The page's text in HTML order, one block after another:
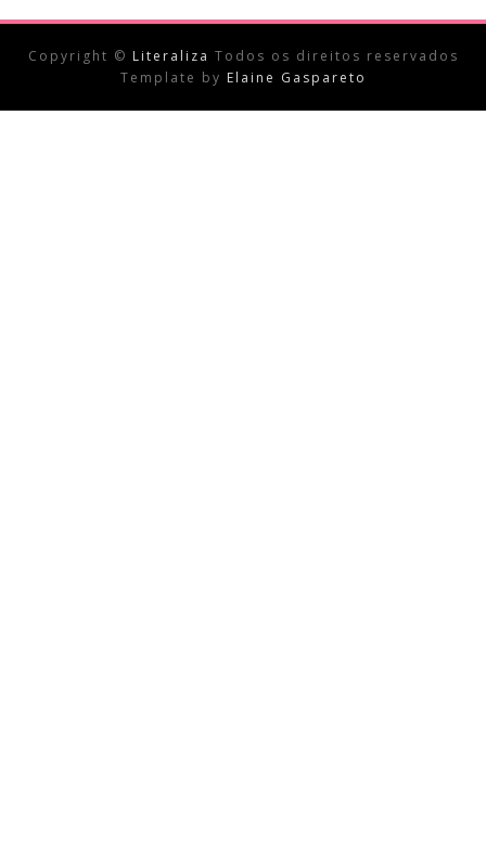
Copyright © Literaliza Todos os direitos reservados
Template by Elaine Gaspareto